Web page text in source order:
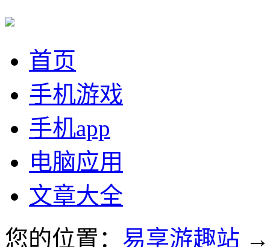
首页
手机游戏
手机app
电脑应用
文章大全
您的位置： 易享游趣站